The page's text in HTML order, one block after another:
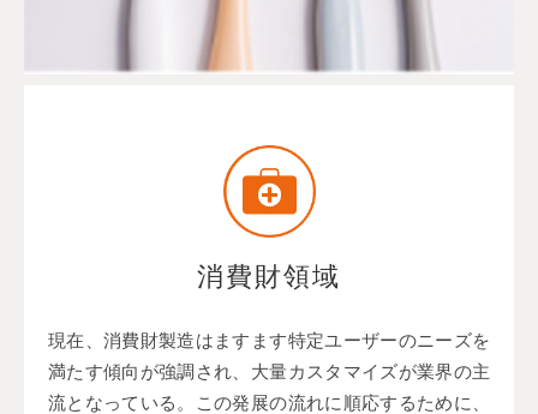
消費財領域
現在、消費財製造はますます特定ユーザーのニーズを
満たす傾向が強調され、大量カスタマイズが業界の主
流となっている。この発展の流れに順応するために、